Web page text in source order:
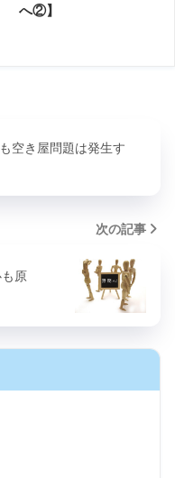
へ②】
空き屋問題は発生す
次の記事
も原